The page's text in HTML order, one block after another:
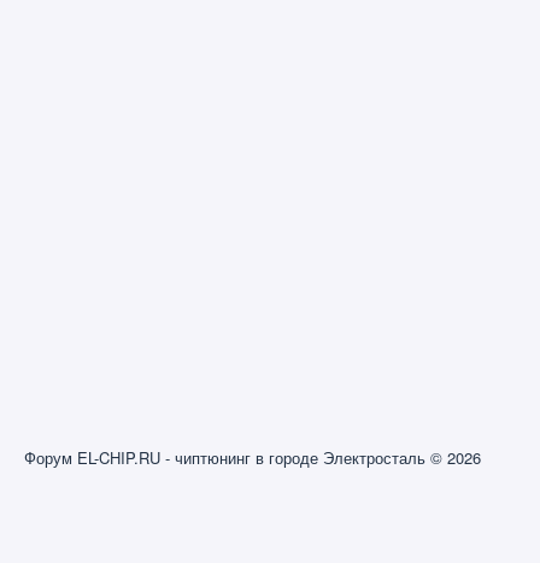
Форум EL-CHIP.RU - чиптюнинг в городе Электросталь © 2026